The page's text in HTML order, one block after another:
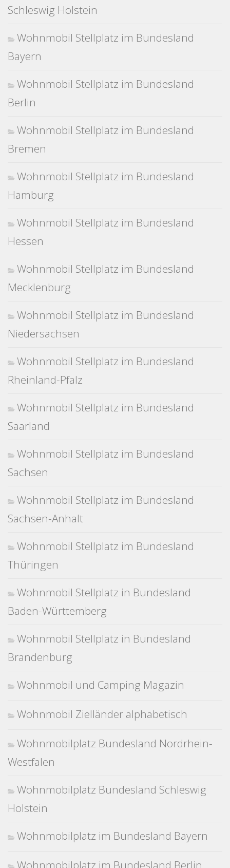
Schleswig Holstein
Wohnmobil Stellplatz im Bundesland
Bayern
Wohnmobil Stellplatz im Bundesland
Berlin
Wohnmobil Stellplatz im Bundesland
Bremen
Wohnmobil Stellplatz im Bundesland
Hamburg
Wohnmobil Stellplatz im Bundesland
Hessen
Wohnmobil Stellplatz im Bundesland
Mecklenburg
Wohnmobil Stellplatz im Bundesland
Niedersachsen
Wohnmobil Stellplatz im Bundesland
Rheinland-Pfalz
Wohnmobil Stellplatz im Bundesland
Saarland
Wohnmobil Stellplatz im Bundesland
Sachsen
Wohnmobil Stellplatz im Bundesland
Sachsen-Anhalt
Wohnmobil Stellplatz im Bundesland
Thüringen
Wohnmobil Stellplatz in Bundesland
Baden-Württemberg
Wohnmobil Stellplatz in Bundesland
Brandenburg
Wohnmobil und Camping Magazin
Wohnmobil Zielländer alphabetisch
Wohnmobilplatz Bundesland Nordrhein-
Westfalen
Wohnmobilplatz Bundesland Schleswig
Holstein
Wohnmobilplatz im Bundesland Bayern
Wohnmobilplatz im Bundesland Berlin